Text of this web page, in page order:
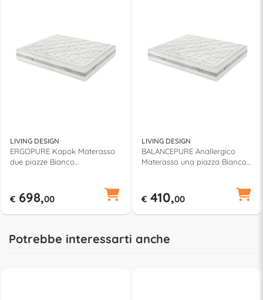
LIVING DESIGN
ERGOPURE Kapok Materasso
due piazze Bianco
€ 698,00
LIVING DESIGN
BALANCEPURE Anallergico
Materasso una piazza Bianco
€ 410,00
Potrebbe interessarti anche